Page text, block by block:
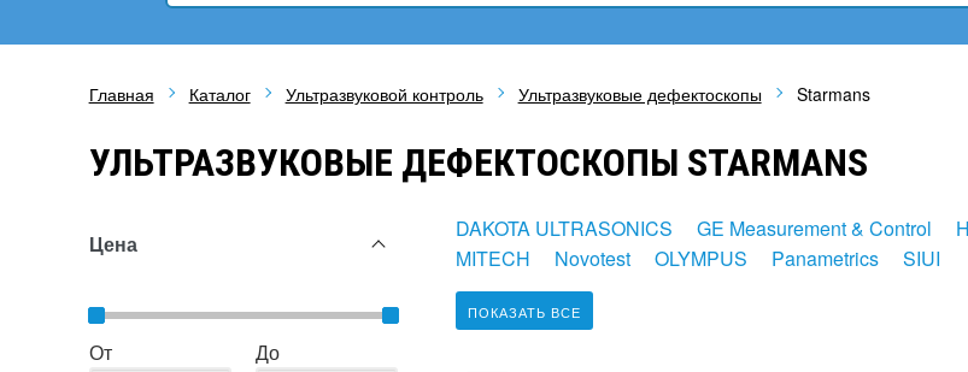
Главная Каталог Ультразвуковой контроль Ультразвуковые дефектоскопы Starmans
УЛЬТРАЗВУКОВЫЕ ДЕФЕКТОСКОПЫ STARMANS
Цена
От До
DAKOTA ULTRASONICS GE Measurement & Control
MITECH
Novotest OLYMPUS Panametrics SIUI
ПОКАЗАТЬ ВСЕ